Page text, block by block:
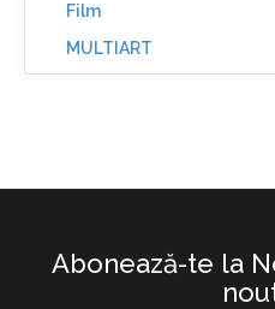
Film
MULTIART
Abonează-te la